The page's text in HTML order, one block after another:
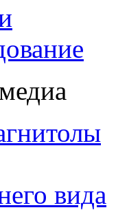
вида